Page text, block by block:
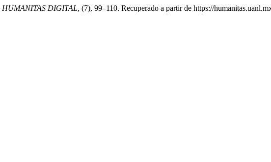
HUMANITAS DIGITAL, (7), 99–110. Recuperado a partir de https://